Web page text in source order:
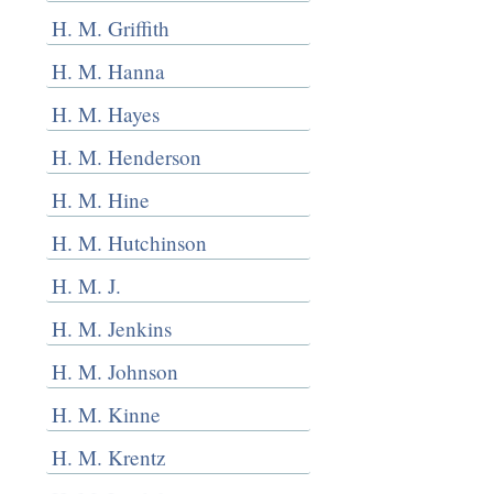
H. M. Griffith
H. M. Hanna
H. M. Hayes
H. M. Henderson
H. M. Hine
H. M. Hutchinson
H. M. J.
H. M. Jenkins
H. M. Johnson
H. M. Kinne
H. M. Krentz